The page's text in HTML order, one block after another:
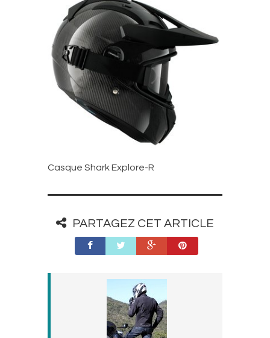
Casque Shark Explore-R
PARTAGEZ CET ARTICLE